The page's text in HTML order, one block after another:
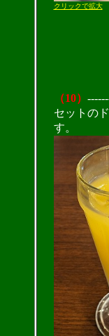
クリックで拡大
（10）
セットの
す。